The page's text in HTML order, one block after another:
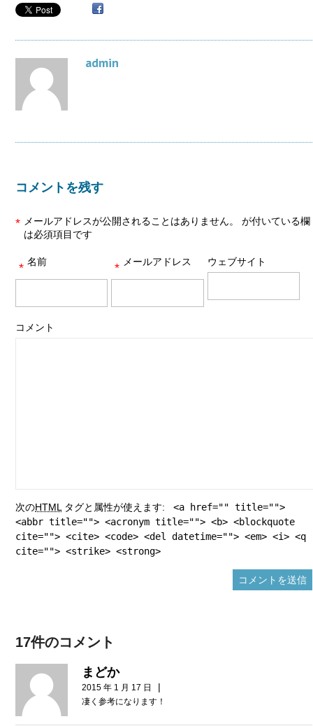
admin
コメントを残す
メールアドレスが公開されることはありません。
*
が付いている欄
は必須項目です
名前
* メールアドレス
* ウェブサイト
コメント
次のHTML タグと属性が使えます:
<a href="" title="">
<abbr title=""> <acronym title=""> <b> <blockquote
cite=""> <cite> <code> <del datetime=""> <em> <i> <q
cite=""> <strike> <strong>
17件のコメント
まどか
2015 年 1 月 17 日 |
凄く参考になります！